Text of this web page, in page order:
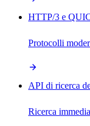
HTTP/3 e
Protocolli
API di ricerca
Ricerca